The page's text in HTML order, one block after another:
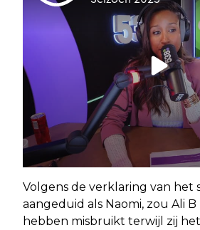
Volgens de verklaring van het
aangeduid als Naomi, zou Ali B
hebben misbruikt terwijl zij